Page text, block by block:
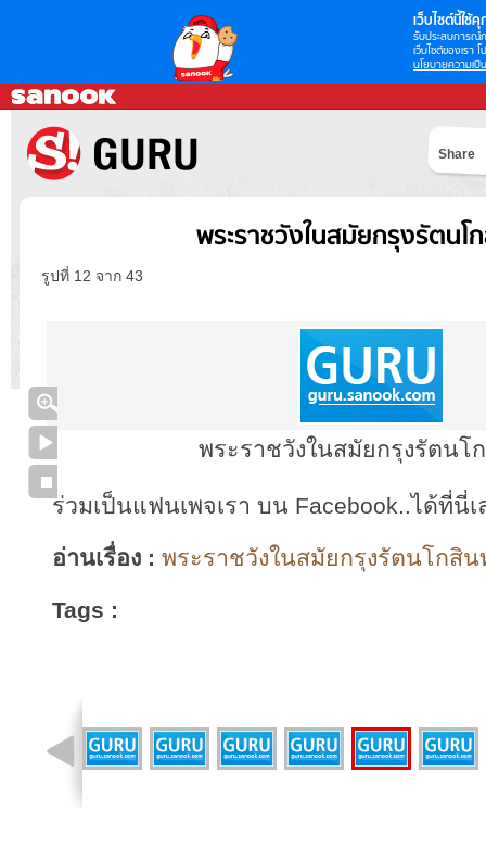
เว็บไซต์นี้ใช้คุ
รับประสบการณ์
เว็บไซต์ของเรา
นโยบายความเป็
Share
พระราชวังในสมัยกรุงรัตนโ
รูปที่ 12 จาก 43
พระราชวังในสมัยกรุงรัตนโ
ร่วมเป็นแฟนเพจเรา บน Facebook..ได้ที่นี่เ
อ่านเรื่อง : พระราชวังในสมัยกรุงรัตนโกสิ
Tags :